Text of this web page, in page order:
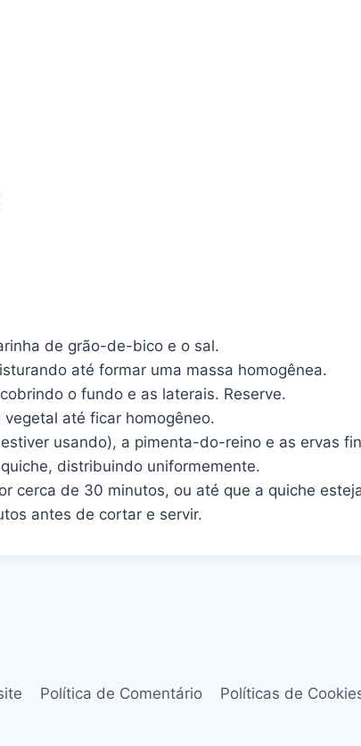
de grão-de-bico e o sal.
até formar uma massa homogênea.
o fundo e as laterais. Reserve.
até ficar homogêneo.
usando), a pimenta-do-reino e as ervas
distribuindo uniformemente.
cerca de 30 minutos, ou até que a quiche
antes de cortar e servir.
Política de Comentário Políticas de